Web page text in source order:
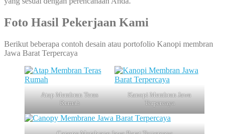
Foto Hasil Pekerjaan Kami
Berikut beberapa contoh desain atau portofolio Kanopi membran
Jawa Barat Terpercaya
Atap Membran Teras
Rumah
Kanopi Membran Jawa
Terpercaya